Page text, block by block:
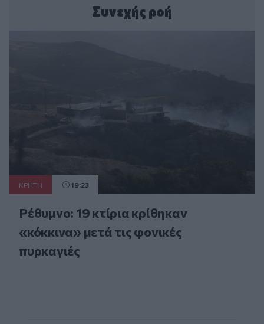
Συνεχής ροή
ΚΡΗΤΗ 19:23
Ρέθυμνο: 19 κτίρια κρίθηκαν
«κόκκινα» μετά τις φονικές
πυρκαγιές